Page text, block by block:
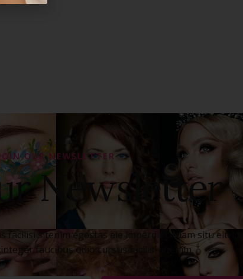
OUR NEWSLETTER
Newsletter
facilisi sitenim egestas ele imperdiet etiam situ eltrices
faucibus odio cursus facilisi sitenim.